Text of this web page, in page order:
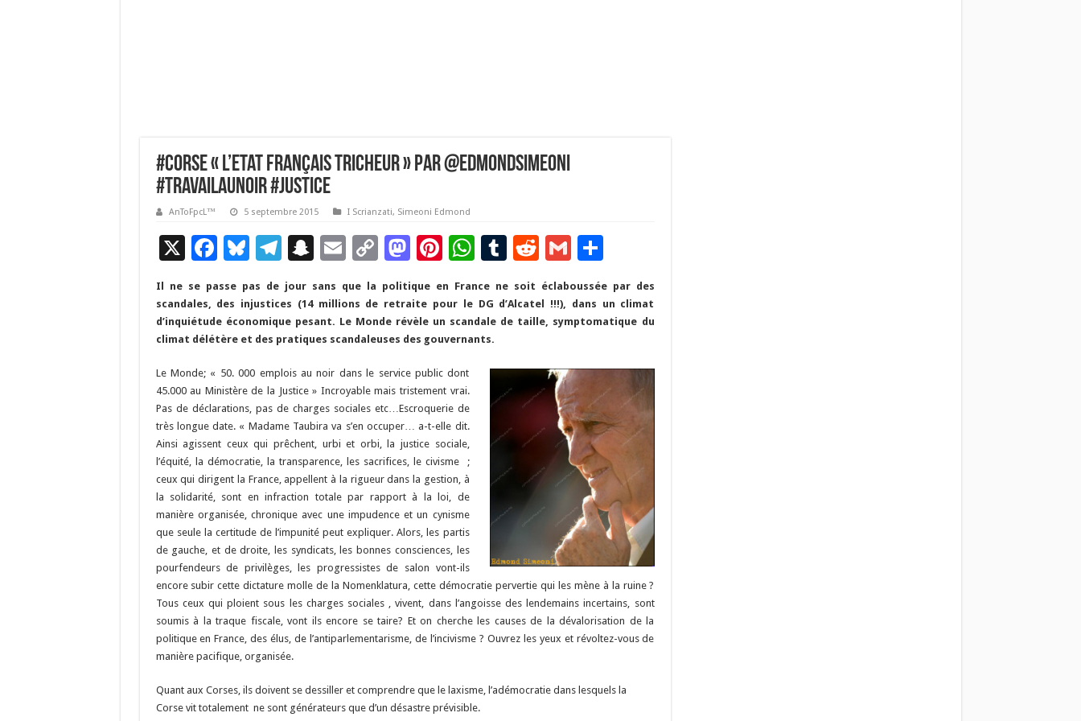
#Corse « L’Etat français tricheur » par @EdmondSimeoni
#Travailaunoir #justice
AnToFpcL™ 5 septembre 2015 I Scrianzati, Simeoni Edmond
X F
e
b
o
o
k
Bl
es
ky
T
el
e
gr
a
m
S
a
p
c
h
at
E
m
ai
l
C
p
y
Li
n
k
M
as
to
d
o
n
Pi
er
es
t
W
at
sA
p
T
m
bl
R
e
d
di
G
ai
l
P
ta
g
Il ne se passe pas de jour sans que la politique en France ne soit éclaboussée par des
scandales, des injustices (14 millions de retraite pour le DG d’Alcatel !!!), dans un climat
d’inquiétude économique pesant. Le Monde révèle un scandale de taille, symptomatique du
climat délétère et des pratiques scandaleuses des gouvernants.
Le Monde; « 50. 000 emplois au noir dans le service public dont
45.000 au Ministère de la Justice » Incroyable mais tristement vrai.
Pas de déclarations, pas de charges sociales etc…Escroquerie de
très longue date. « Madame Taubira va s’en occuper… a-t-elle dit.
Ainsi agissent ceux qui prêchent, urbi et orbi, la justice sociale,
l’équité, la démocratie, la transparence, les sacrifices, le civisme ;
ceux qui dirigent la France, appellent à la rigueur dans la gestion, à
la solidarité, sont en infraction totale par rapport à la loi, de
manière organisée, chronique avec une impudence et un cynisme
que seule la certitude de l’impunité peut expliquer. Alors, les partis
de gauche, et de droite, les syndicats, les bonnes consciences, les
pourfendeurs de privilèges, les progressistes de salon vont-ils
encore subir cette dictature molle de la Nomenklatura, cette démocratie pervertie qui les mène à la ruine ?
Tous ceux qui ploient sous les charges sociales , vivent, dans l’angoisse des lendemains incertains, sont
soumis à la traque fiscale, vont ils encore se taire? Et on cherche les causes de la dévalorisation de la
politique en France, des élus, de l’antiparlementarisme, de l’incivisme ? Ouvrez les yeux et révoltez-vous de
manière pacifique, organisée.
Quant aux Corses, ils doivent se dessiller et comprendre que le laxisme, l’adémocratie dans lesquels la
Corse vit totalement ne sont générateurs que d’un désastre prévisible.